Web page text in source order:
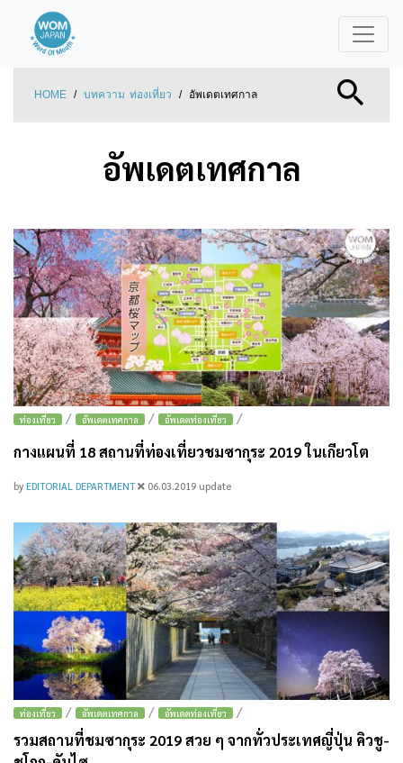
HOME / บทความ ท่องเที่ยว / อัพเดตเทศกาล
อัพเดตเทศกาล
ท่องเที่ยว / อัพเดตเทศกาล / อัพเดตท่องเที่ยว /
กางแผนที่ 18 สถานที่ท่องเที่ยวชมซากุระ 2019 ในเกียวโต
by EDITORIAL DEPARTMENT 06.03.2019 update
ท่องเที่ยว / อัพเดตเทศกาล / อัพเดตท่องเที่ยว /
รวมสถานที่ชมซากุระ 2019 สวย ๆ จากทั่วประเทศญี่ปุ่น คิวชู-